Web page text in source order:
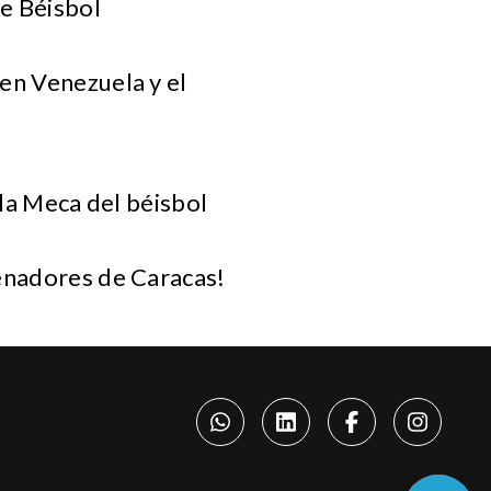
Béisbol
Venezuela y el
Meca del béisbol
de Caracas!